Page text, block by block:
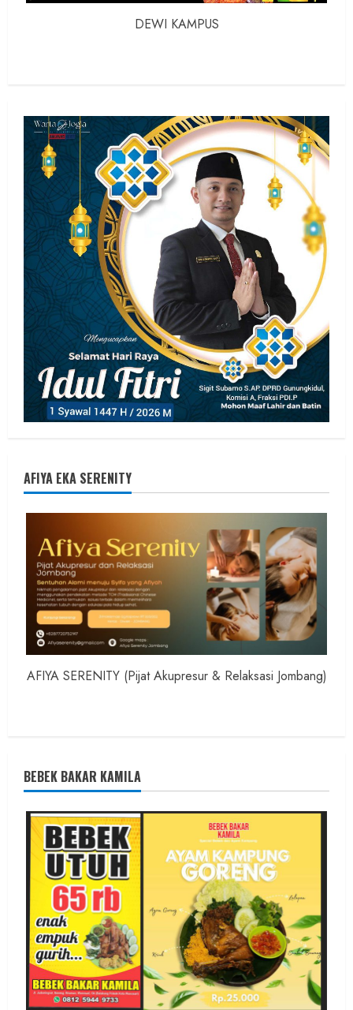
DEWI KAMPUS
AFIYA EKA SERENITY
AFIYA SERENITY (Pijat Akupresur & Relaksasi Jombang)
BEBEK BAKAR KAMILA